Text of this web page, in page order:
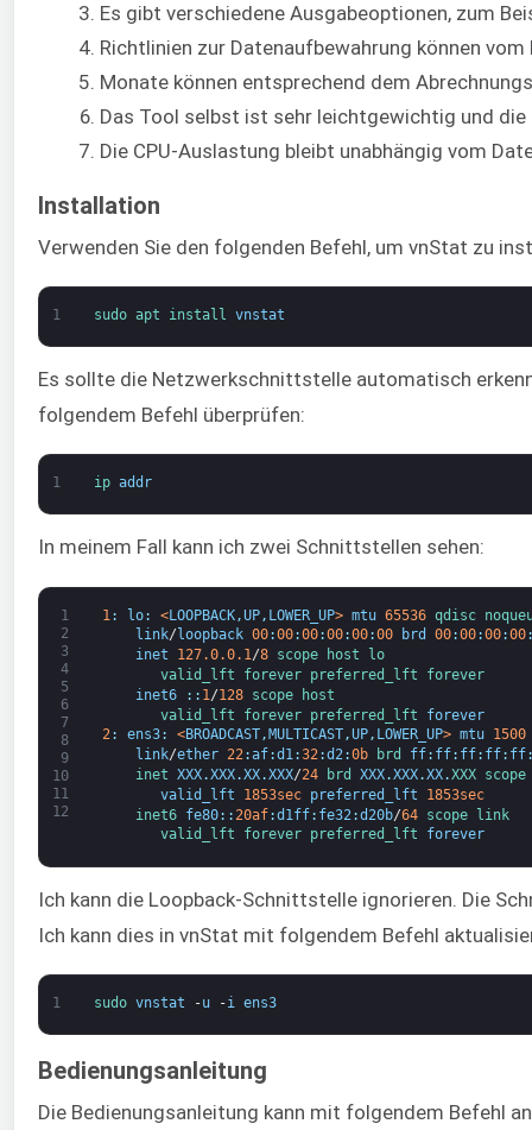
Es gibt verschiedene Ausgabeoptionen, zum
Richtlinien zur Datenaufbewahrung können
Monate können entsprechend dem
Das Tool selbst ist sehr leichtgewichtig und
Die CPU-Auslastung bleibt unabhängig vom
Installation
Verwenden Sie den folgenden Befehl, um vnStat zu
1 sudo apt install vnstat
Es sollte die Netzwerkschnittstelle automatisch
folgendem Befehl überprüfen:
1 ip addr
In meinem Fall kann ich zwei Schnittstellen sehen:
1
2
3
4
5
6
7
8
9
10
11
12
1 : lo: <LOOPBACK,UP, LOWER_UP> mtu 65536 qdisc
link/ loopback 00:00:00:00:00:00 brd 00:00:00:00
inet
127.0.0.1/8 scope host
lo
valid_lft
forever preferred_lft
forever
inet6
: : 1/128 scope
host
valid_lft
forever preferred_lft
forever
2: ens3: <BROADCAST, MULTICAST,UP, LOWER_UP> mtu
1500
link/ether 22:af:d1:32:d2:0b brd ff: ff: ff: ff: ff
inet XXX.XXX.XX.XXX/24 brd XXX.XXX.XX.XXX
valid_lft
1853sec preferred_lft
1853sec
inet6 fe80: : 20af:d1ff: fe32 :d20b/64 scope link
valid_lft
forever preferred_lft forever
Ich kann die Loopback-Schnittstelle ignorieren. Die
Ich kann dies in vnStat mit folgendem Befehl
1 sudo vnstat -u -i ens3
Bedienungsanleitung
Die Bedienungsanleitung kann mit folgendem Befehl